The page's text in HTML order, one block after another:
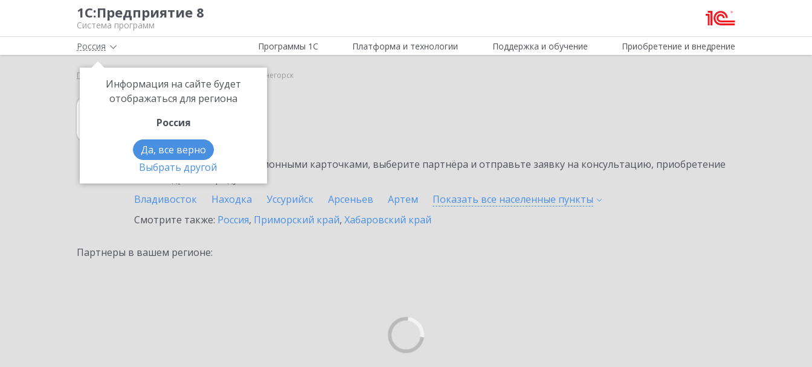
1С:Предприятие 8
Система программ
Россия
Информация на сайте будет
отображаться для региона
Россия
Да, все верно
Выбрать другой
Программы 1С Платформа и технологии Поддержка и обучение Приобретение и внедрение
Главная Дальнегорск
1С:Розница
в Дальнегорске
Ознакомьтесь с информационными карточками, выберите партнёра и отправьте заявку на консультацию, приобретение
Владивосток
Находка Уссурийск Арсеньев Артем Показать все населенные пункты
Смотрите также: Россия, Приморский край, Хабаровский край
Партнеры в вашем регионе: